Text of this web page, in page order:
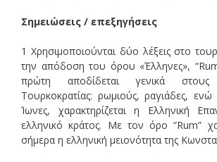
Σημειώσεις / επεξηγήσεις
1 Χρησιμοποιούνται δύο λέξεις στο
την απόδοση του όρου «Έλληνες»,
πρώτη αποδίδεται γενικά
Τουρκοκρατίας: ρωμιούς, ραγιάδες,
Ίωνες, χαρακτηρίζεται η Ελληνική
ελληνικό κράτος. Με τον όρο “Rum”
σήμερα η ελληνική μειονότητα της